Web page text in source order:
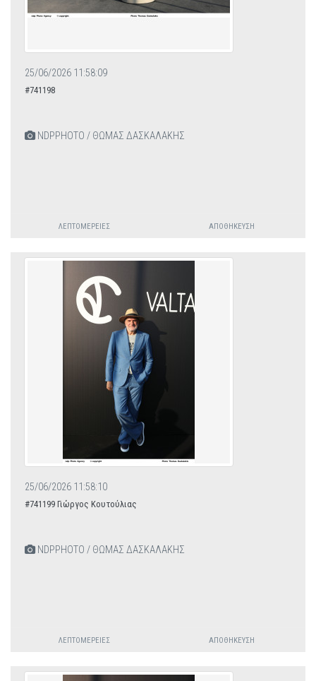
25/06/2026 11:58:09
#741198
NDPPHOTO / ΘΩΜΑΣ ΔΑΣΚΑΛΑΚΗΣ
ΛΕΠΤΟΜΈΡΕΙΕΣ ΑΠΟΘΉΚΕΥΣΗ
25/06/2026 11:58:10
#741199 Γιώργος Κουτούλιας
NDPPHOTO / ΘΩΜΑΣ ΔΑΣΚΑΛΑΚΗΣ
ΛΕΠΤΟΜΈΡΕΙΕΣ ΑΠΟΘΉΚΕΥΣΗ